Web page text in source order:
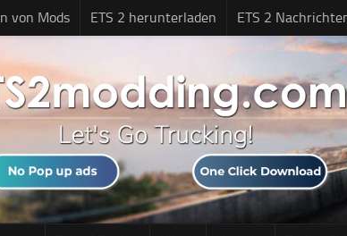
von Mods ETS 2 herunterladen ETS 2